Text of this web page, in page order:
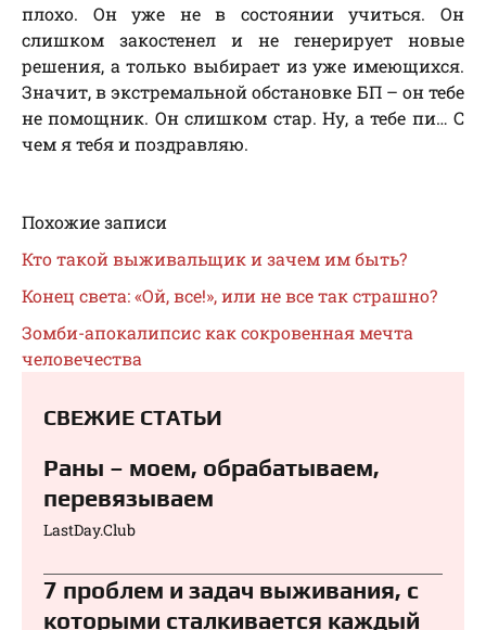
плохо. Он уже не в состоянии учиться. Он
слишком закостенел и не генерирует новые
решения, а только выбирает из уже имеющихся.
Значит, в экстремальной обстановке БП – он тебе
не помощник. Он слишком стар. Ну, а тебе пи… С
чем я тебя и поздравляю.
Похожие записи
Кто такой выживальщик и зачем им быть?
Конец света: «Ой, все!», или не все так страшно?
Зомби-апокалипсис как сокровенная мечта
человечества
СВЕЖИЕ СТАТЬИ
Раны – моем, обрабатываем,
перевязываем⁠⁠
LastDay.Club
7 проблем и задач выживания, с
которыми сталкивается каждый